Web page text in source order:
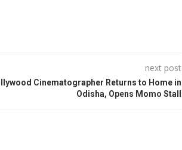
next post
Cinematographer Returns to Home in
Odisha, Opens Momo Stall